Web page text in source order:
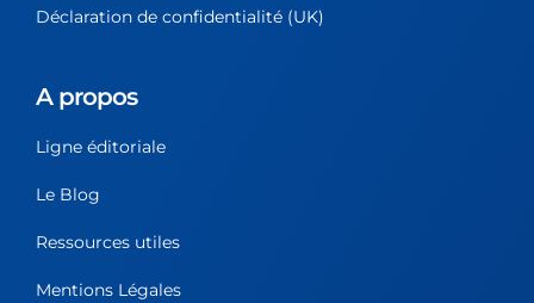
Déclaration de confidentialité (UK)
A propos
Ligne éditoriale
Le Blog
Ressources utiles
Mentions Légales